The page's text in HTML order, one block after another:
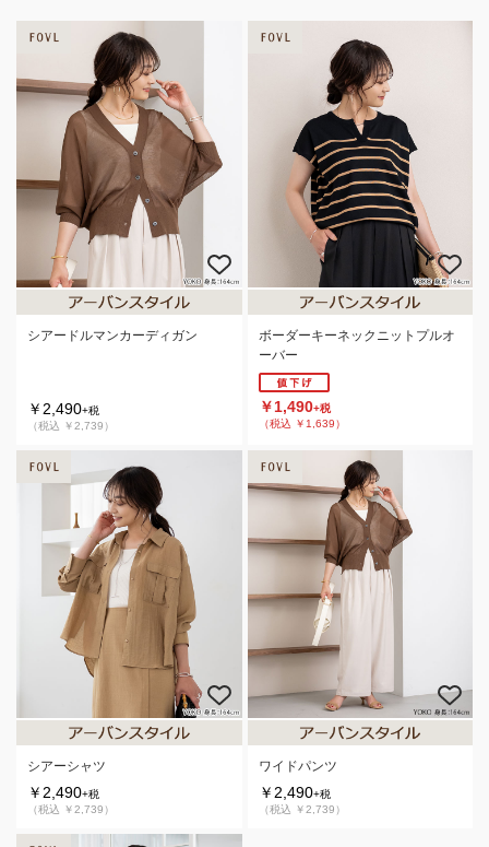
シアードルマンカーディガン
￥2,490+税
（税込 ￥2,739）
ボーダーキーネックニットプルオ
ーバー
￥1,490+税
（税込 ￥1,639）
シアーシャツ
￥2,490+税
（税込 ￥2,739）
ワイドパンツ
￥2,490+税
（税込 ￥2,739）